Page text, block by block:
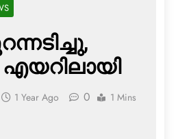
എയറിലായി
1 Year Ago 0 1 Mins